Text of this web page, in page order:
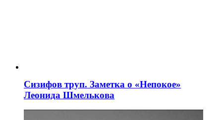
Сизифов труп. Заметка о «Непокое»
Леонида Шмелькова